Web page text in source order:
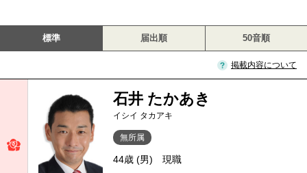
標準 届出順 50音順
掲載内容について
石井 たかあき
イシイ タカアキ
無所属
44歳 (男) 現職